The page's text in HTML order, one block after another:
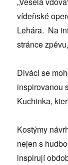
vídeňské
Lehára. Na
stránce
Diváci se
inspirovanou
Kuchinka,
Kostýmy
nejen s
inspirují